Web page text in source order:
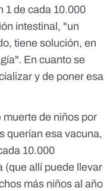
1 de cada 10.000
intestinal, "un
tiene solución, en
En cuanto se
y de poner esa
de niños por
querían esa vacuna,
10.000
(que allí puede llevar
más niños al año